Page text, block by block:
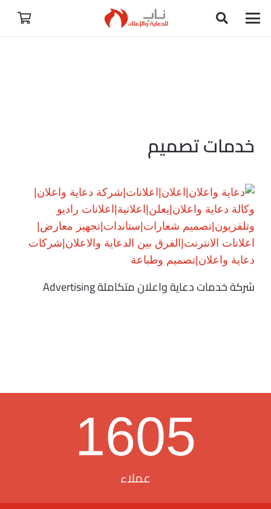
خدمات تصميم
شركة خدمات دعاية واعلان متكاملة Advertising
1605
عملاء